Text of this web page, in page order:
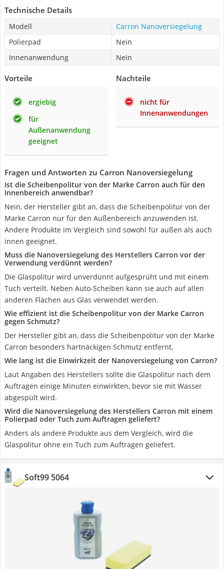
Technische Details
Modell
Carron Nanoversiegelung
Polierpad
Nein
Innenanwendung
Nein
Vorteile
ergiebig
für
Außenanwendung
geeignet
Nachteile
nicht für
Innenanwendungen
Fragen und Antworten zu Carron Nanoversiegelung
Ist die Scheibenpolitur von der Marke Carron auch für den
Innenbereich anwendbar?
Nein, der Hersteller gibt an, dass die Scheibenpolitur von der
Marke Carron nur für den Außenbereich anzuwenden ist.
Andere Produkte im Vergleich sind sowohl für außen als auch
innen geeignet.
Muss die Nanoversiegelung des Herstellers Carron vor der
Verwendung verdünnt werden?
Die Glaspolitur wird unverdünnt aufgesprüht und mit einem
Tuch verteilt. Neben Auto-Scheiben kann sie auch auf allen
anderen Flächen aus Glas verwendet werden.
Wie effizient ist die Scheibenpolitur von der Marke Carron
gegen Schmutz?
Der Hersteller gibt an, dass die Scheibenpolitur von der Marke
Carron besonders hartnäckigen Schmutz entfernt.
Wie lang ist die Einwirkzeit der Nanoversiegelung von Carron?
Laut Angaben des Herstellers sollte die Glaspolitur nach dem
Auftragen einige Minuten einwirkten, bevor sie mit Wasser
abgespült wird.
Wird die Nanoversiegelung des Herstellers Carron mit einem
Polierpad oder Tuch zum Auftragen geliefert?
Anders als andere Produkte aus dem Vergleich, wird die
Glaspolitur ohne ein Tuch zum Auftragen geliefert.
Soft99 5064